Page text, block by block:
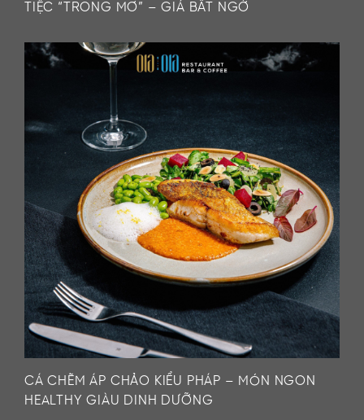
TIỆC “TRONG MƠ” – GIÁ BẤT NGỜ
CÁ CHẼM ÁP CHẢO KIỂU PHÁP – MÓN NGON
HEALTHY GIÀU DINH DƯỠNG